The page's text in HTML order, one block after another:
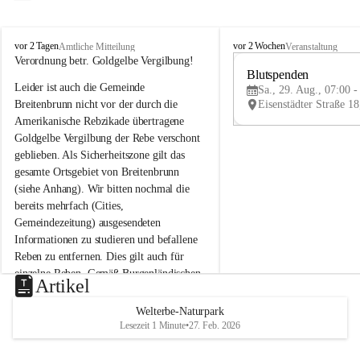
B
r
i
t
e
n
b
r
u
n
n
a
m
N
e
u
s
d
vor 2 TagenAmtliche Mitteilung
Verordnung betr. Goldgelbe Vergilbung!
Leider ist auch die Gemeinde
Breitenbrunn nicht vor der durch die
Amerikanische Rebzikade übertragene
Goldgelbe Vergilbung der Rebe verschont
geblieben. Als Sicherheitszone gilt das
gesamte Ortsgebiet von Breitenbrunn
(siehe Anhang). Wir bitten nochmal die
bereits mehrfach (Cities,
Gemeindezeitung) ausgesendeten
Informationen zu studieren und befallene
Reben zu entfernen. Dies gilt auch für
einzelne Reben. Gemäß Burgenländischen
Weinbaugesetz sind nicht gepflegte oder
unzulässige Weingärten zu roden! Bitte
helfen wir zusammen um unsere Winzer
vor den prognostizierten Ernteausfällen
B
e
u
e
d
vor 2 WochenVeranstaltung
Blutspenden
Sa., 29. Aug., 07:00 -
Artikel
Welterbe-Naturpark
Lesezeit 1 Minute•27. Feb. 2026